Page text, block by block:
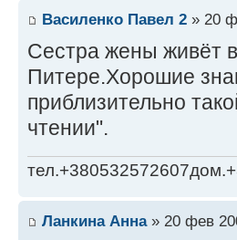
Василенко Павел 2 » 20
Сестра жены живёт
Питере.Хорошие
приблизительно
чтении".
Ланкина Анна» 20 фев